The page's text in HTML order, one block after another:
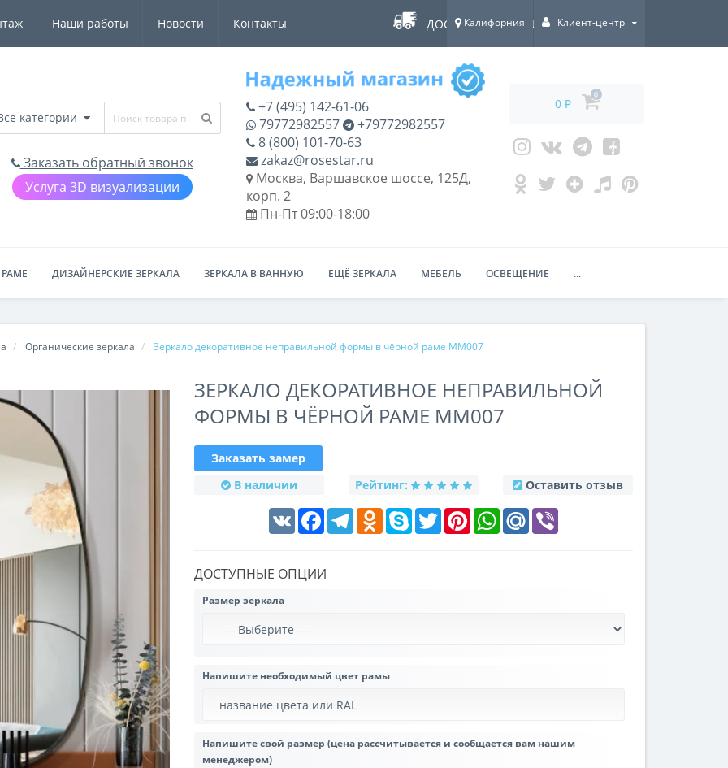
Наши работы Новости Контакты ДОСТАВКА ПО ВСЕЙ РОССИИ!
Калифорния Клиент-центр
категории
Заказать обратный звонок
Услуга 3D визуализации
+7 (495) 142-61-06
79772982557
+79772982557
8 (800) 101-70-63
zakaz@rosestar.ru
Москва, Варшавское шоссе, 125Д,
корп. 2
Пн-Пт 09:00-18:00
0 ₽
0
ДИЗАЙНЕРСКИЕ ЗЕРКАЛА ЗЕРКАЛА В ВАННУЮ ЕЩЁ ЗЕРКАЛА МЕБЕЛЬ ОСВЕЩЕНИЕ ...
Органические зеркала Зеркало декоративное неправильной формы в чёрной раме MM007
ЗЕРКАЛО ДЕКОРАТИВНОЕ НЕПРАВИЛЬНОЙ
ФОРМЫ В ЧЁРНОЙ РАМЕ MM007
Заказать замер
В наличии
Рейтинг: Оставить отзыв
VK FacebookTelegramOdnoklassniki
Skype Twitter PinterestWhatsAppMail.Ru
ДОСТУПНЫЕ ОПЦИИ
Размер зеркала
Напишите необходимый цвет рамы
Напишите свой размер (цена рассчитывается и сообщается вам нашим
менеджером)